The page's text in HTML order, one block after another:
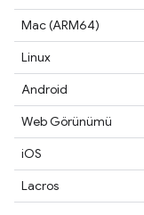
Mac (ARM64)
Linux
Android
Web Görünümü
iOS
Lacros